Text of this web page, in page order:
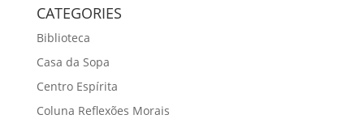
CATEGORIES
Biblioteca
Casa da Sopa
Centro Espírita
Coluna Reflexões Morais